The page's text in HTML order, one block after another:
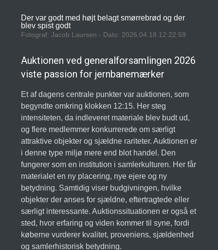
Der var godt med højt belagt smørrebrød og der
blev spist godt
Fotograf: Jacob Laursen - Dato: 2026.04.18 12:22:59
Auktionen ved generalforsamlingen 2026
viste passion for jernbanemærker
Et af dagens centrale punkter var auktionen, som
begyndte omkring klokken 12:15. Her steg
intensiteten, da indleveret materiale blev budt ud,
og flere medlemmer konkurrerede om særligt
attraktive objekter og sjældne rariteter. Auktionen er
i denne type miljø mere end blot handel. Den
fungerer som en institution i samlerkulturen. Her får
materialet en ny placering, nye ejere og ny
betydning. Samtidig viser budgivningen, hvilke
objekter der anses for sjældne, eftertragtede eller
særligt interessante. Auktionssituationen er også et
sted, hvor erfaring og viden kommer til syne, fordi
køberne vurderer kvalitet, proveniens, sjældenhed
og samlerhistorisk betydning.